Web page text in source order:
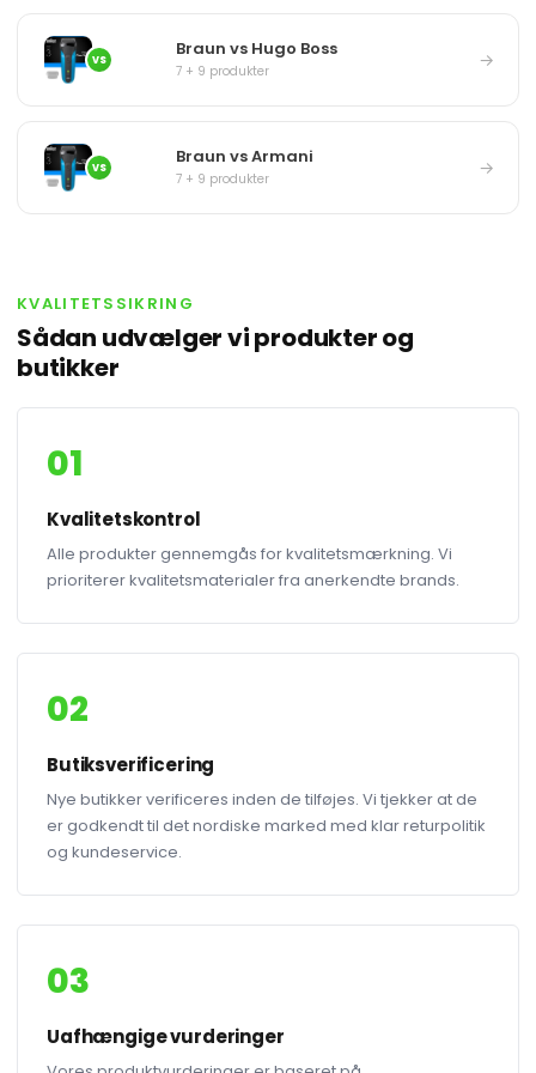
VS Braun vs Hugo Boss
7 + 9 produkter →
VS Braun vs Armani
7 + 9 produkter →
KVALITETSSIKRING
Sådan udvælger vi produkter og
butikker
01
Kvalitetskontrol
Alle produkter gennemgås for kvalitetsmærkning. Vi
prioriterer kvalitetsmaterialer fra anerkendte brands.
02
Butiksverificering
Nye butikker verificeres inden de tilføjes. Vi tjekker at de
er godkendt til det nordiske marked med klar returpolitik
og kundeservice.
03
Uafhængige vurderinger